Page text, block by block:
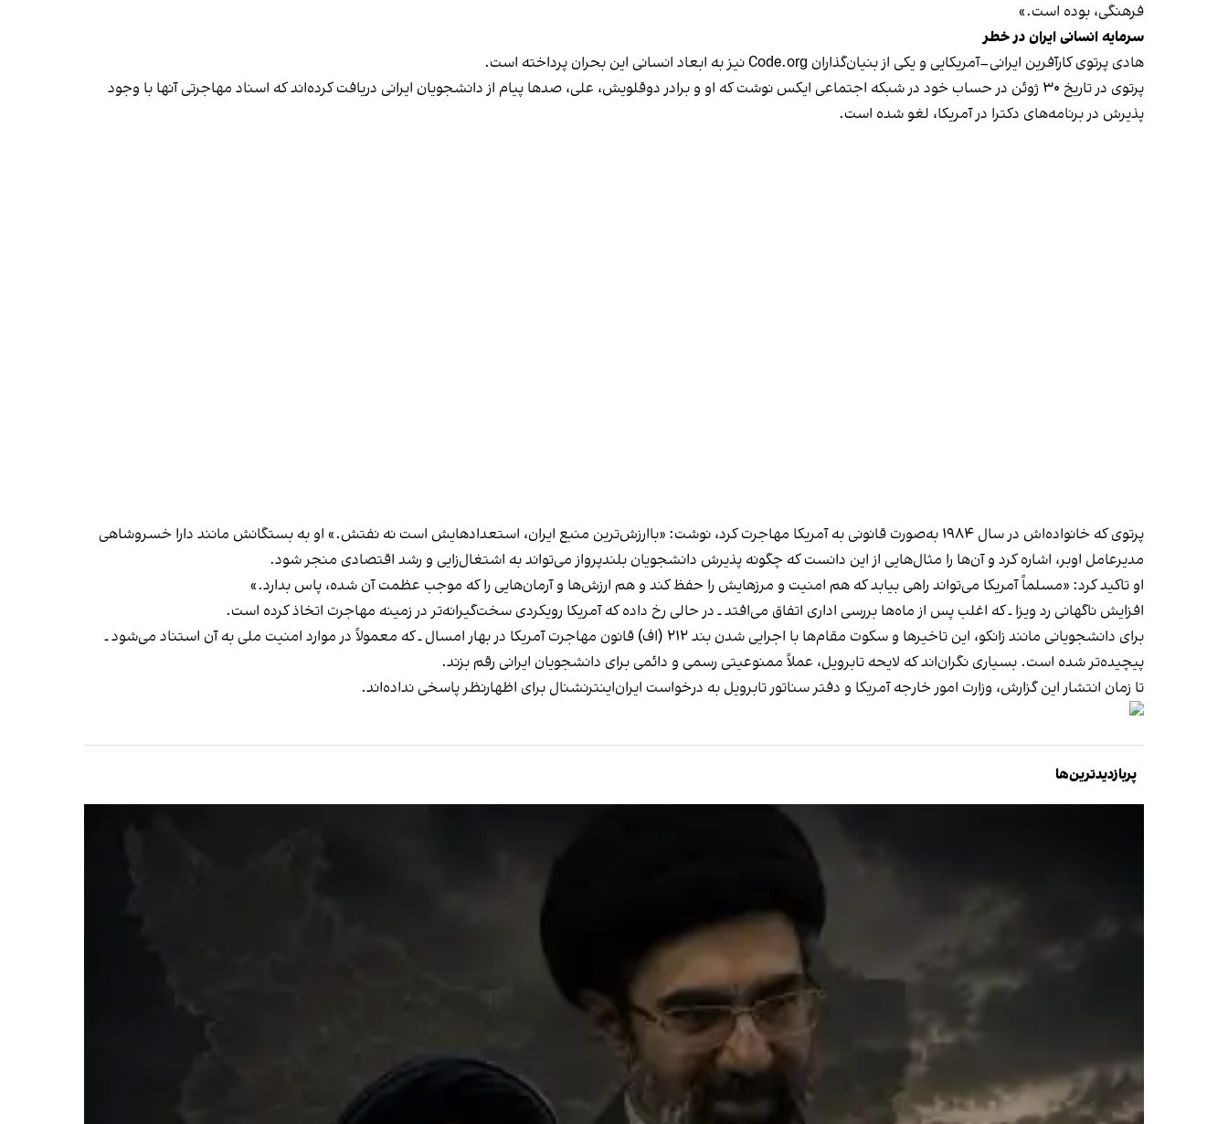
فرهنگی، بوده است.»
سرمایه انسانی ایران در خطر
هادی پرتوی کارآفرین ایرانی–آمریکایی و یکی از بنیان‌گذاران Code.org نیز به ابعاد انسانی این بحران پرداخته است.
پرتوی در تاریخ ۳۰ ژوئن در حساب خود در شبکه اجتماعی ایکس نوشت که او و برادر دوقلویش، علی، صدها پیام از دانشجویان ایرانی دریافت کرده‌اند که اسناد مهاجرتی آنها با وجود
پذیرش در برنامه‌های دکترا در آمریکا، لغو شده است.
پرتوی که خانواده‌اش در سال ۱۹۸۴ به‌صورت قانونی به آمریکا مهاجرت کرد، نوشت: «باارزش‌ترین منبع ایران، استعدادهایش است نه نفتش.» او به بستگانش مانند دارا خسروشاهی
مدیرعامل اوبر، اشاره کرد و آن‌ها را مثال‌هایی از این دانست که چگونه پذیرش دانشجویان بلندپرواز می‌تواند به اشتغال‌زایی و رشد اقتصادی منجر شود.
او تاکید کرد: «مسلماً آمریکا می‌تواند راهی بیابد که هم امنیت و مرزهایش را حفظ کند و هم ارزش‌ها و آرمان‌هایی را که موجب عظمت آن شده، پاس بدارد.»
افزایش ناگهانی رد ویزا ـ که اغلب پس از ماه‌ها بررسی اداری اتفاق می‌افتد ـ در حالی رخ داده که آمریکا رویکردی سخت‌گیرانه‌تر در زمینه مهاجرت اتخاذ کرده است.
برای دانشجویانی مانند زانکو، این تاخیرها و سکوت مقام‌ها با اجرایی شدن بند ۲۱۲ (اف) قانون مهاجرت آمریکا در بهار امسال ـ که معمولاً در موارد امنیت ملی به آن استناد می‌شود ـ
پیچیده‌تر شده است. بسیاری نگران‌اند که لایحه تابرویل، عملاً ممنوعیتی رسمی و دائمی برای دانشجویان ایرانی رقم بزند.
تا زمان انتشار این گزارش، وزارت امور خارجه آمریکا و دفتر سناتور تابرویل به درخواست ایران‌اینترنشنال برای اظهارنظر پاسخی نداده‌اند.
پربازدیدترین‌ها